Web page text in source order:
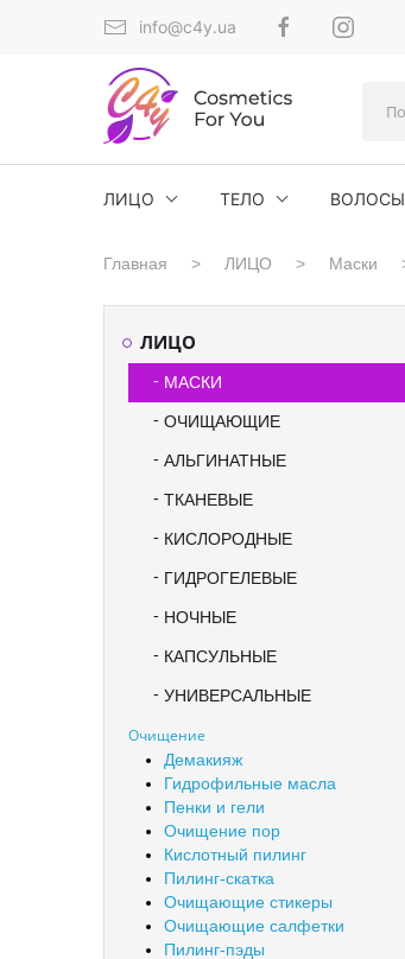
info@c4y.ua
ЛИЦО ТЕЛО ВОЛОСЫ
Главная ЛИЦО Маски
ЛИЦО
МАСКИ
ОЧИЩАЮЩИЕ
АЛЬГИНАТНЫЕ
ТКАНЕВЫЕ
КИСЛОРОДНЫЕ
ГИДРОГЕЛЕВЫЕ
НОЧНЫЕ
КАПСУЛЬНЫЕ
УНИВЕРСАЛЬНЫЕ
Очищение
Демакияж
Гидрофильные масла
Пенки и гели
Очищение пор
Кислотный пилинг
Пилинг-скатка
Очищающие стикеры
Очищающие салфетки
Пилинг-пэды